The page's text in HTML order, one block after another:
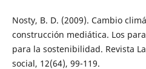
Nosty, B. D. (2009). Cambio
construcción mediática. Los
para la sostenibilidad. Revista
social, 12(64), 99-119.